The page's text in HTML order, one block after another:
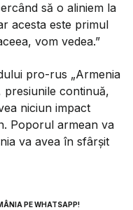
să o aliniem la
acesta este primul
vom vedea.”
pro-rus „Armenia
presiunile continuă,
niciun impact
Poporul armean va
va avea în sfârșit
PE WHATSAPP!